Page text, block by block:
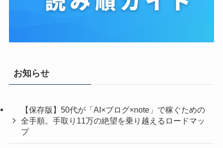
お知らせ
【保存版】50代が「AI×ブログ×note」で稼ぐための
全手順。手取り11万の絶望を乗り越えるロードマッ
プ